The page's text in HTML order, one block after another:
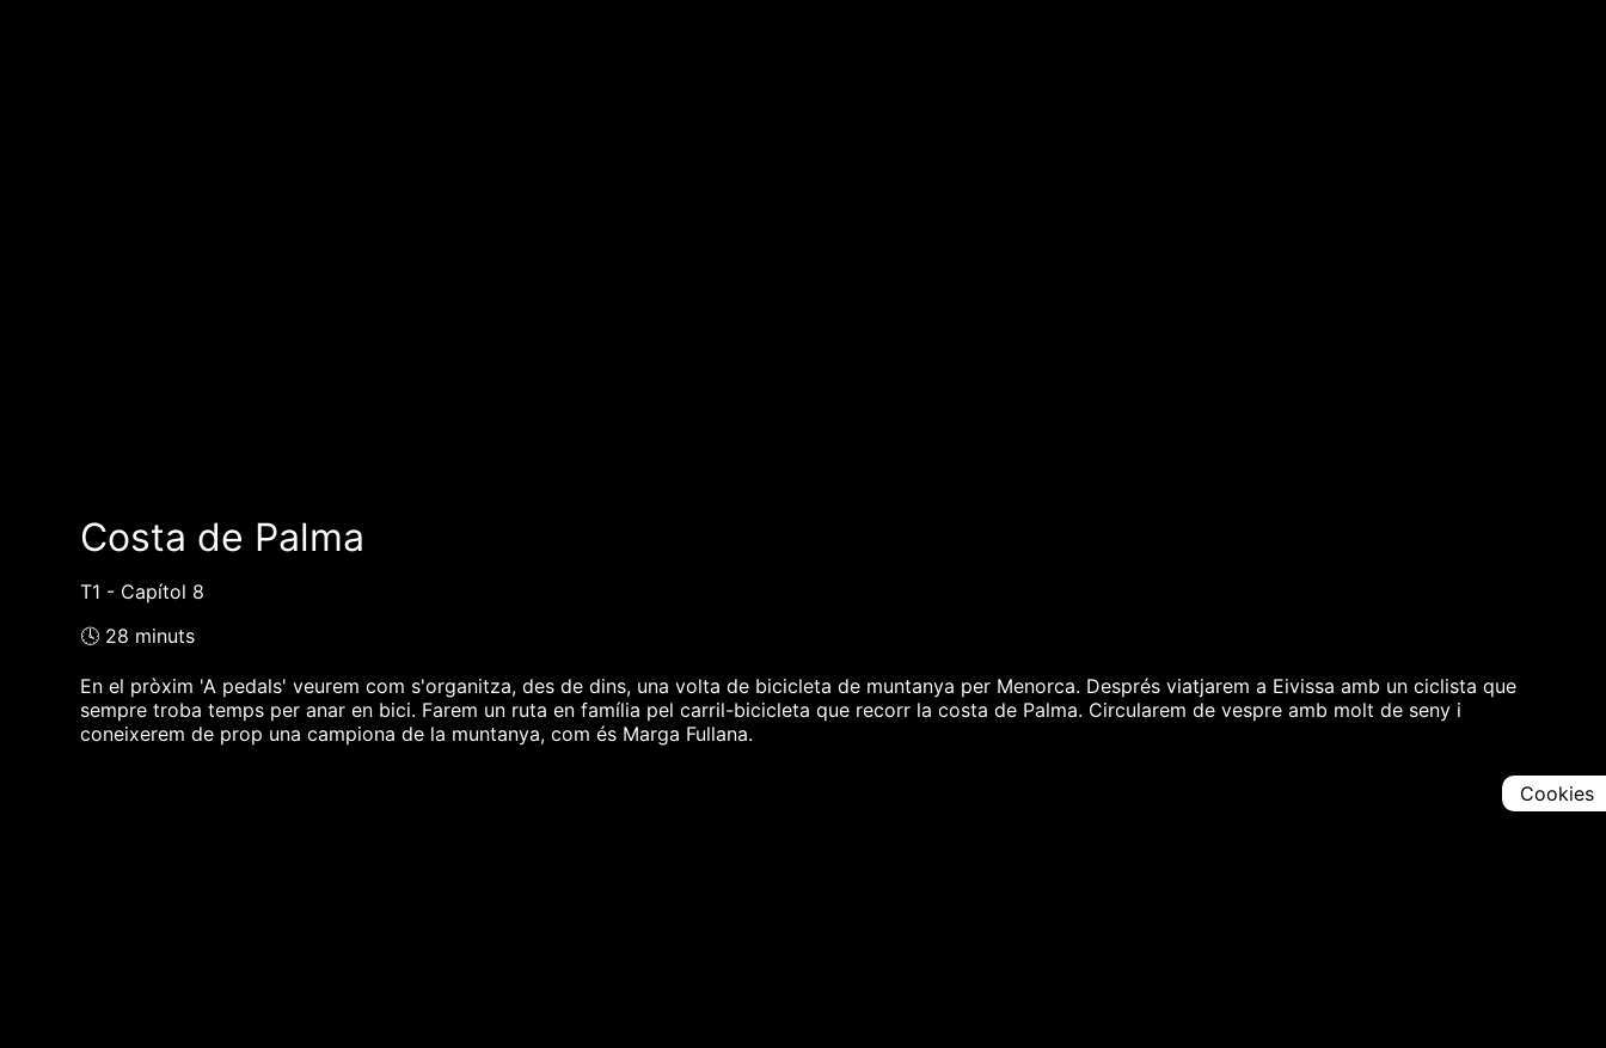
Costa de Palma
T1 - Capítol 8
🕓 28 minuts
En el pròxim 'A pedals' veurem com s'organitza, des de dins, una volta de bicicleta de muntanya per Menorca. Després viatjarem a Eivissa amb un ciclista que
sempre troba temps per anar en bici. Farem un ruta en família pel carril-bicicleta que recorr la costa de Palma. Circularem de vespre amb molt de seny i
coneixerem de prop una campiona de la muntanya, com és Marga Fullana.
Cookies